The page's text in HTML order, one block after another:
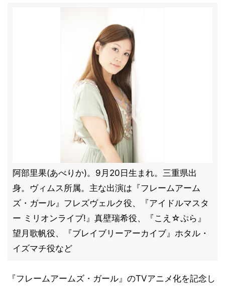
阿部里果(あべりか)。9月20日生まれ。三重県出
身。ヴィムス所属。主な出演は『フレームアーム
ズ・ガール』フレズヴェルク役、『アイドルマスタ
ー ミリオンライブ!』真壁瑞希役、『こえ☆ぷら』
望月歌帆役、『ブレイブリーアーカイブ』ホタル・
イズマチ役など
『フレームアームズ・ガール』のTVアニメ化を記念し